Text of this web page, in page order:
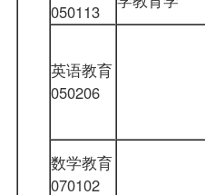
050113
英语教育
050206
数学教育
070102